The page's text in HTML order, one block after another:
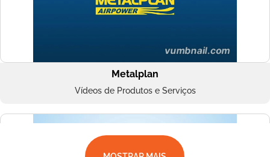
Metalplan
Vídeos de Produtos e Serviços